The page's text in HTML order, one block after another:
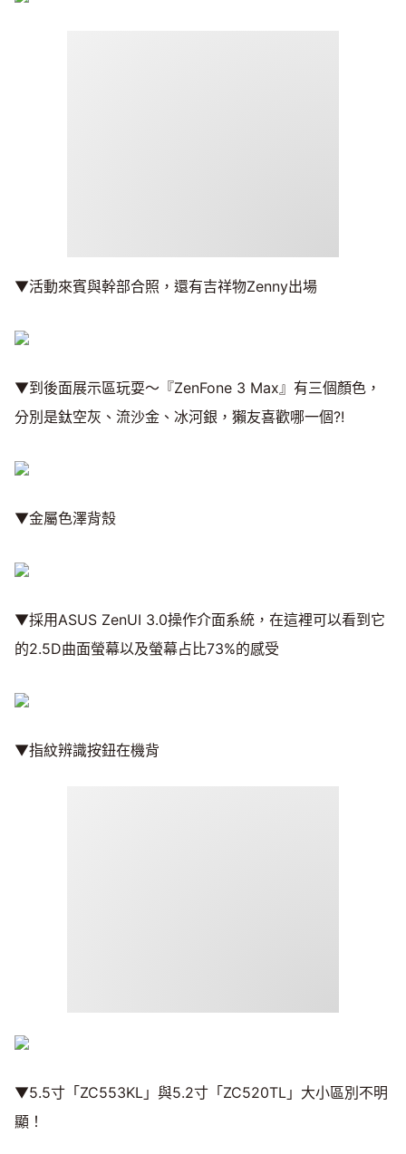
▼活動來賓與幹部合照，還有吉祥物Zenny出場
▼到後面展示區玩耍～『ZenFone 3 Max』有三個顏色，
分別是鈦空灰、流沙金、冰河銀，獺友喜歡哪一個?!
▼金屬色澤背殼
▼採用ASUS ZenUI 3.0操作介面系統，在這裡可以看到它
的2.5D曲面螢幕以及螢幕占比73%的感受
▼指紋辨識按鈕在機背
▼5.5寸「ZC553KL」與5.2寸「ZC520TL」大小區別不明
顯！